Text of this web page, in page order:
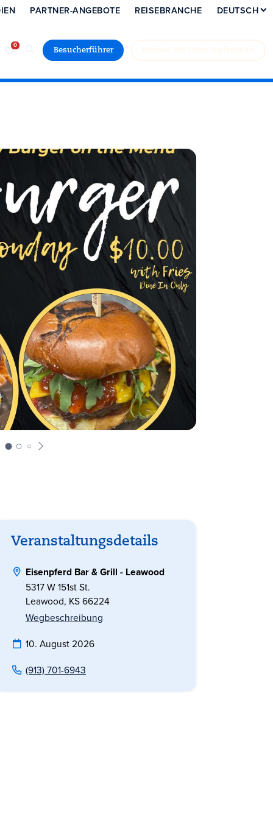
Besucherführer
PARTNER-ANGEBOTE REISEBRANCHE DEUTSCH
Veranstaltungsdetails
Eisenpferd Bar & Grill - Leawood
5317 W 151st St.
Leawood, KS 66224
Wegbeschreibung
10. August 2026
(913) 701-6943